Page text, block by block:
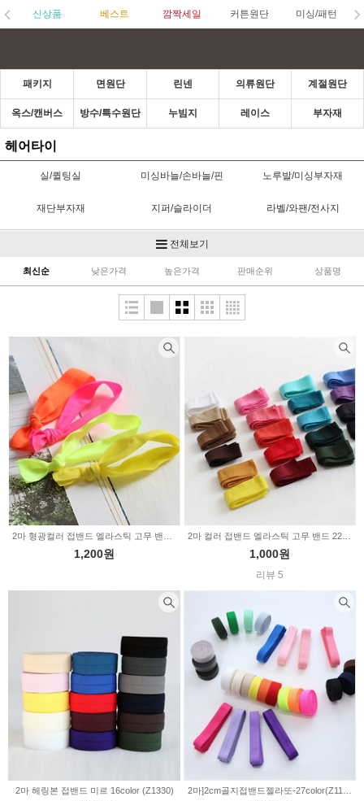
신상품 베스트 깜짝세일 커튼원단 미싱/패턴
패키지 면원단 린넨 의류원단 계절원단
옥스/캔버스 방수/특수원단 누빔지 레이스 부자재
헤어타이
실/퀼팅실 미싱바늘/손바늘/핀 노루발/미싱부자재
재단부자재 지퍼/슬라이더 라벨/와팬/전사지
단추/수입단추
접착제/심지 가방부자재 스탬프/잉크/펜
카드/통장속지/실패
홈패션부자재 한복부자재
펠트부자재 퀼트부자재
인형부자재 신생아용품 X-MAS부자재
비즈/수술/솜방울 커튼부자재 솜/이불솜/보충제
전체보기
최신순 낮은가격 높은가격 판매순위 상품명
1,200원 1,000원
리뷰 5
2마 헤링본 접밴드 미르 16color (Z1330)